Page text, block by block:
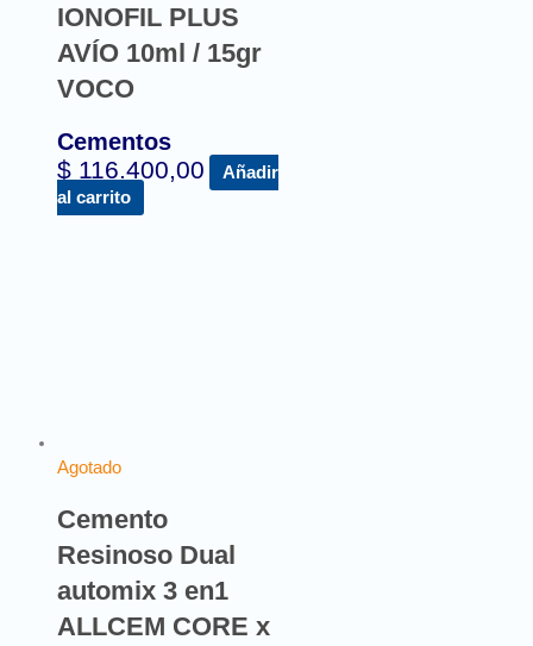
IONOFIL PLUS
AVÍO 10ml / 15gr
VOCO
Cementos
$ 116.400,00
Añadir
al carrito
Agotado
Cemento
Resinoso Dual
automix 3 en1
ALLCEM CORE x